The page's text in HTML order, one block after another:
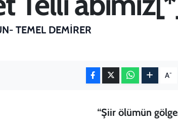
TEMEL DEMIRER
A-
“Şiir ölümün